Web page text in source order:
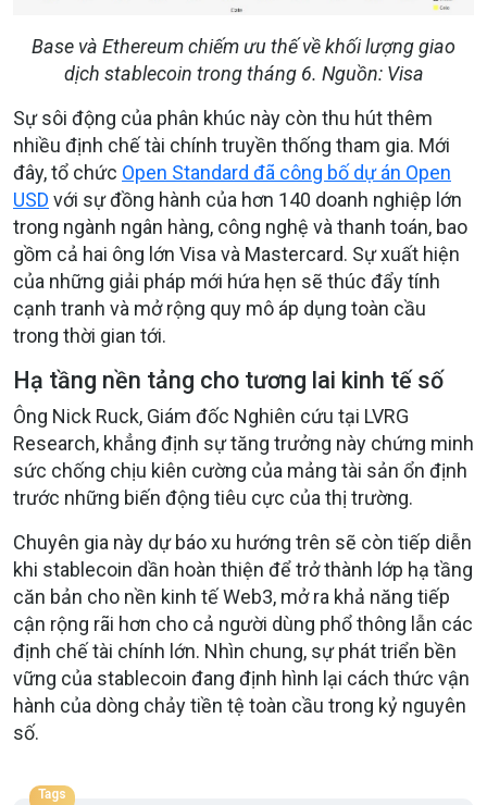
Base và Ethereum chiếm ưu thế về khối lượng giao
dịch stablecoin trong tháng 6. Nguồn: Visa
Sự sôi động của phân khúc này còn thu hút thêm
nhiều định chế tài chính truyền thống tham gia. Mới
đây, tổ chức Open Standard đã công bố dự án Open
USD với sự đồng hành của hơn 140 doanh nghiệp lớn
trong ngành ngân hàng, công nghệ và thanh toán, bao
gồm cả hai ông lớn Visa và Mastercard. Sự xuất hiện
của những giải pháp mới hứa hẹn sẽ thúc đẩy tính
cạnh tranh và mở rộng quy mô áp dụng toàn cầu
trong thời gian tới.
Hạ tầng nền tảng cho tương lai kinh tế số
Ông Nick Ruck, Giám đốc Nghiên cứu tại LVRG
Research, khẳng định sự tăng trưởng này chứng minh
sức chống chịu kiên cường của mảng tài sản ổn định
trước những biến động tiêu cực của thị trường.
Chuyên gia này dự báo xu hướng trên sẽ còn tiếp diễn
khi stablecoin dần hoàn thiện để trở thành lớp hạ tầng
căn bản cho nền kinh tế Web3, mở ra khả năng tiếp
cận rộng rãi hơn cho cả người dùng phổ thông lẫn các
định chế tài chính lớn. Nhìn chung, sự phát triển bền
vững của stablecoin đang định hình lại cách thức vận
hành của dòng chảy tiền tệ toàn cầu trong kỷ nguyên
số.
Tags